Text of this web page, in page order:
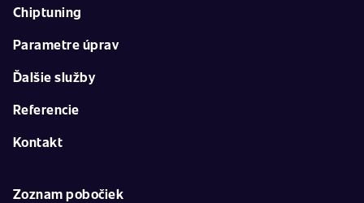
Chiptuning
Parametre úprav
Ďalšie služby
Referencie
Kontakt
Zoznam pobočiek